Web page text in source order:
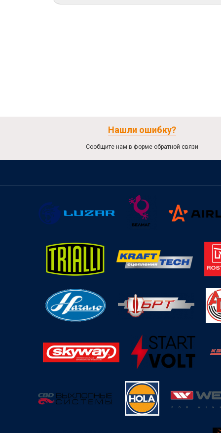
Нашли ошибку?
Сообщите нам в форме обратной связи